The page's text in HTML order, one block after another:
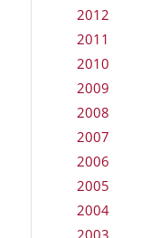
2012
2011
2010
2009
2008
2007
2006
2005
2004
2003